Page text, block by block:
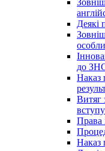
Деякі
до
Наказ
Витяг
вступу
Права
Наказ